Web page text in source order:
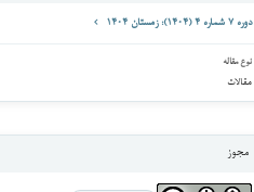
دوره ۷ شماره ۴ (۱۴۰۴): زمستان ۱۴۰۴
نوع مقاله
مقالات
مجوز